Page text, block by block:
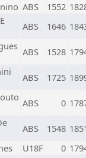
ABS 1552
ABS 1646
ABS 1528
ABS 1725
ABS 0
ABS 1548
U18F 0